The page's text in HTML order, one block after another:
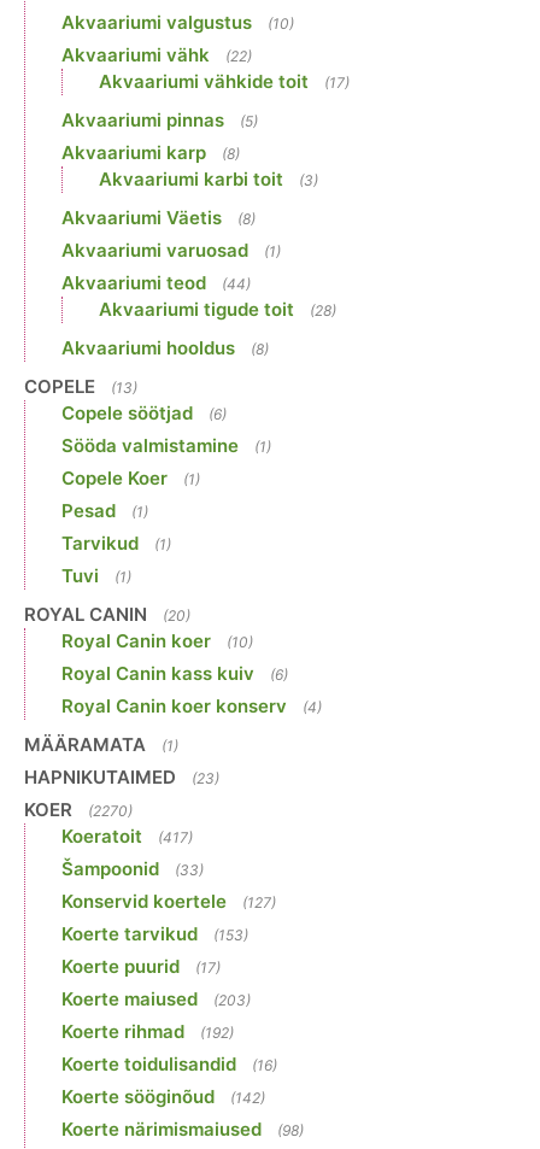
Akvaariumi valgustus (10)
Akvaariumi vähk (22)
Akvaariumi vähkide toit (17)
Akvaariumi pinnas (5)
Akvaariumi karp (8)
Akvaariumi karbi toit (3)
Akvaariumi Väetis (8)
Akvaariumi varuosad (1)
Akvaariumi teod (44)
Akvaariumi tigude toit (28)
Akvaariumi hooldus (8)
COPELE (13)
Copele söötjad (6)
Sööda valmistamine (1)
Copele Koer (1)
Pesad (1)
Tarvikud (1)
Tuvi (1)
ROYAL CANIN (20)
Royal Canin koer (10)
Royal Canin kass kuiv (6)
Royal Canin koer konserv (4)
MÄÄRAMATA (1)
HAPNIKUTAIMED (23)
KOER (2270)
Koeratoit (417)
Šampoonid (33)
Konservid koertele (127)
Koerte tarvikud (153)
Koerte puurid (17)
Koerte maiused (203)
Koerte rihmad (192)
Koerte toidulisandid (16)
Koerte sööginõud (142)
Koerte närimismaiused (98)